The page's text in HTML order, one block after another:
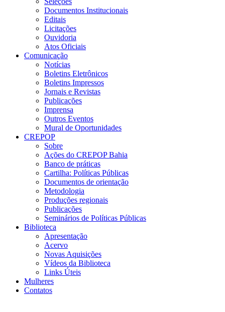
Documentos Institucionais
Editais
Licitações
Ouvidoria
Atos Oficiais
Comunicação
Notícias
Boletins Eletrônicos
Boletins Impressos
Jornais e Revistas
Publicações
Imprensa
Outros Eventos
Mural de Oportunidades
CREPOP
Sobre
Ações do CREPOP Bahia
Banco de práticas
Cartilha: Políticas Públicas
Documentos de orientação
Metodologia
Produções regionais
Publicações
Seminários de Políticas Públicas
Biblioteca
Apresentação
Acervo
Novas Aquisições
Vídeos da Biblioteca
Links Úteis
Mulheres
Contatos